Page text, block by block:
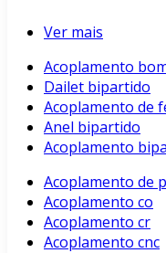
Ver mais
Acoplamento
Dailet bipartido
Acoplamento de
Anel bipartido
Acoplamento
Acoplamento de
Acoplamento co
Acoplamento cr
Acoplamento cnc